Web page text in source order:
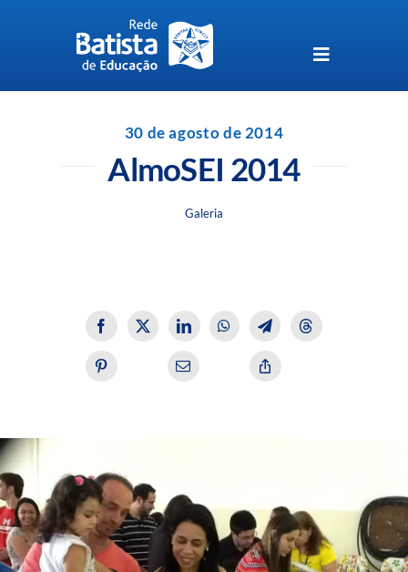
Toggle
Navigation
Perguntas Frequentes
Blog da Rede Batista
30 de agosto de 2014
AlmoSEI 2014
Galeria